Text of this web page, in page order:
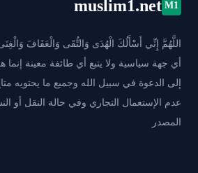
M1
muslim1.net
اللَّهُمَّ إِنِّي أَسْأَلُكَ الْهُدَى وَالتُّقَى وَالْعَفَافَ
أي جهة سياسية ولا يتبع أي طائفة معينة
إلى الدعوة في سبيل الله وجميع ما يحتويه
عدم الإستعمال التجاري وفي حالة النقل أو
المصدر